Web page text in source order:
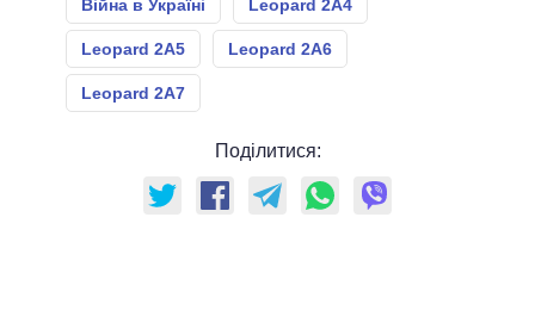
Війна в Україні Leopard 2A4
Leopard 2А5 Leopard 2А6
Leopard 2А7
Поділитися: